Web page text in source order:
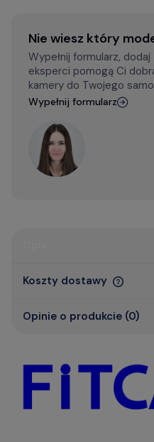
Nie wiesz który
Wypełnij formularz,
eksperci pomogą Ci
kamery do Twojego
Wypełnij formularz
Koszty dostawy
Opinie o produkcie (0)